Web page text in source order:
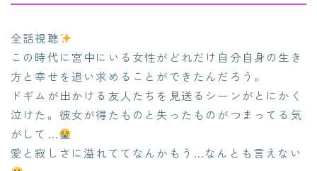
全話視聴
この時代に宮中にいる女性がどれだけ自分自身の生き
方と幸せを追い求めることができたんだろう。
ドギムが出かける友人たちを見送るシーンがとにかく
泣けた。彼女が得たものと失ったものがつまってる気
がして…
愛と寂しさに溢れててなんかもう…なんとも言えない